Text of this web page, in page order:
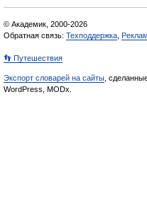
© Академик, 2000-2026
Обратная связь: Техподдержка
👣 Путешествия
Экспорт словарей на сайты ,
WordPress, MODx.